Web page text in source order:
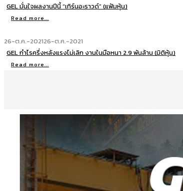
GEL มั่นใจผลงานปีนี้ “เทิร์นอะราวด์” (แฟ้มหุ้น)
Read more...
26-ต.ค.-202126-ต.ค.-2021
GEL กำไรครึ่งหลังแรงไม่เลิก งานในมือหนา 2.9 พันล้าน (มิติหุ้น)
Read more...